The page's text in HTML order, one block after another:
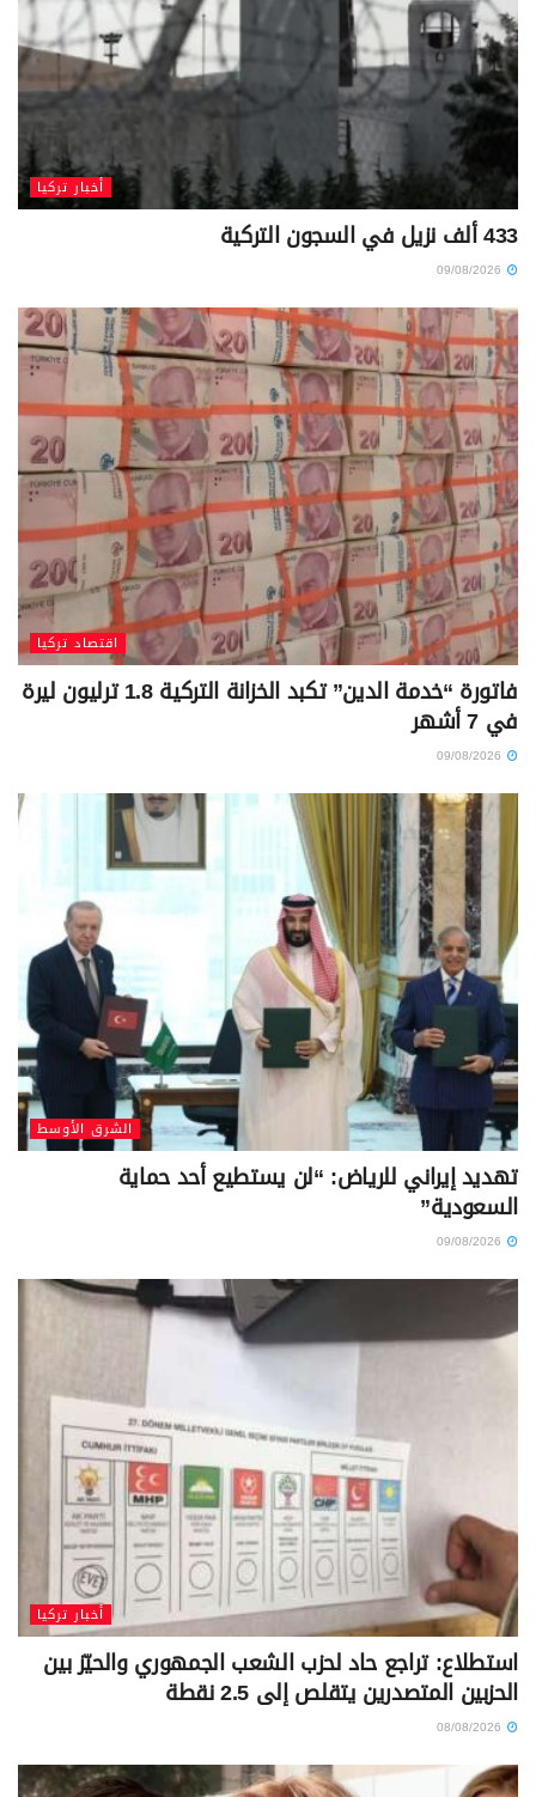
أخبار تركيا
433 ألف نزيل في السجون التركية
اقتصاد تركيا
فاتورة “خدمة الدين” تكبد الخزانة التركية 1.8 ترليون ليرة
في 7 أشهر
الشرق الأوسط
تهديد إيراني للرياض: “لن يستطيع أحد حماية
السعودية”
أخبار تركيا
استطلاع: تراجع حاد لحزب الشعب الجمهوري والحيّز بين
الحزبين المتصدرين يتقلص إلى 2.5 نقطة